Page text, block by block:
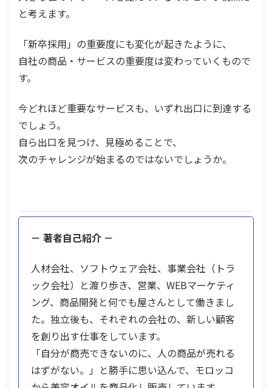
と考えます。
「新卒採用」の重要度にも変化が起きたように、
自社の商品・サービスの重要度は変わっていくもので
す。
今どれほど重要なサービスも、いずれ出口に到達する
でしょう。
自ら出口を見つけ、見極めることで、
次のチャレンジが始まるのではないでしょうか。
－ 著者自己紹介 －
人材会社、ソフトウェア会社、事業会社（トラ
ック会社）と渡り歩き、営業、WEBマーケティ
ング、商品開発と何でも屋さんとして働きまし
た。独立後も、それぞれの会社の、新しい顧客
を創り出す仕事をしています。
「自分が商売できないのに、人の商品が売れる
はずがない。」と勝手に思い込んで、モロッコ